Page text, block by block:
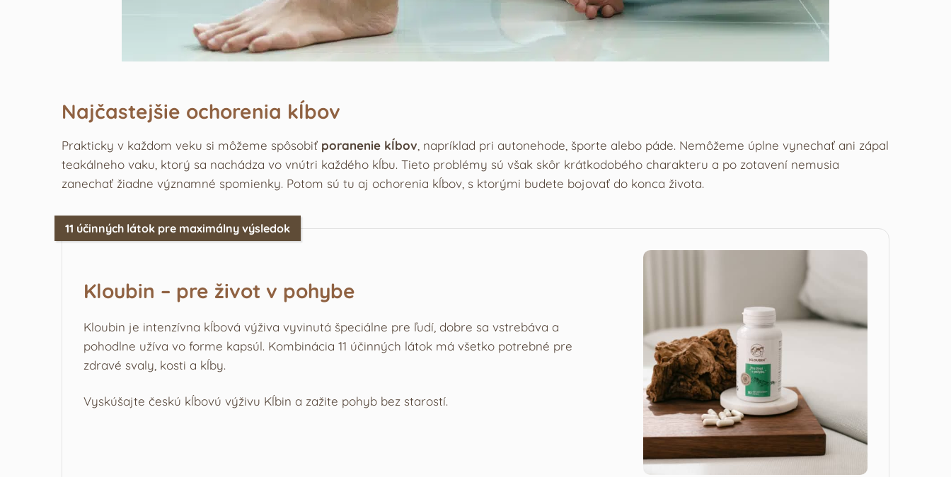
Najčastejšie ochorenia kĺbov
Prakticky v každom veku si môžeme spôsobiť poranenie kĺbov , napríklad pri autonehode, športe alebo páde. Nemôžeme úplne vynechať ani zápal
teakálneho vaku, ktorý sa nachádza vo vnútri každého kĺbu. Tieto problémy sú však skôr krátkodobého charakteru a po zotavení nemusia
zanechať žiadne významné spomienky. Potom sú tu aj ochorenia kĺbov, s ktorými budete bojovať do konca života.
11 účinných látok pre maximálny výsledok
Kloubin – pre život v pohybe
Kloubin je intenzívna kĺbová výživa vyvinutá špeciálne pre ľudí, dobre sa vstrebáva a
pohodlne užíva vo forme kapsúl. Kombinácia 11 účinných látok má všetko potrebné pre
zdravé svaly, kosti a kĺby.
Vyskúšajte českú kĺbovú výživu Kĺbin a zažite pohyb bez starostí.